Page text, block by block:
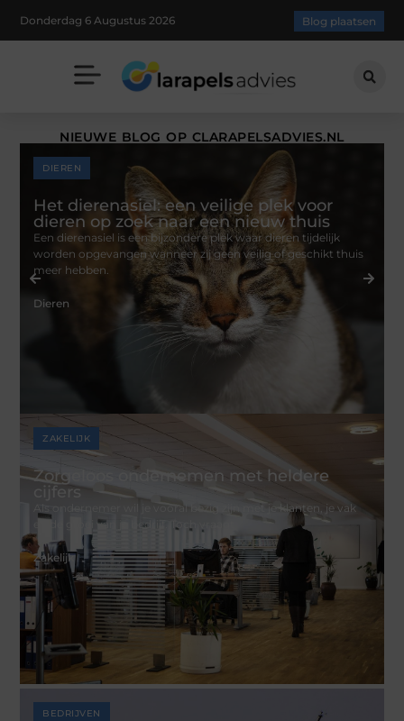
Donderdag 6 Augustus 2026 Blog plaatsen
NIEUWE BLOG OP CLARAPELSADVIES.NL
DIEREN
Het dierenasiel: een veilige plek voor
dieren op zoek naar een nieuw thuis
Een dierenasiel is een bijzondere plek waar dieren tijdelijk
worden opgevangen wanneer zij geen veilig of geschikt thuis
meer hebben.
Dieren
ZAKELIJK
Zorgeloos ondernemen met heldere
cijfers
Als ondernemer wil je vooral bezig zijn met je klanten, je vak
en de groei van je bedrijf. Toch vraagt
Zakelijk
BEDRIJVEN